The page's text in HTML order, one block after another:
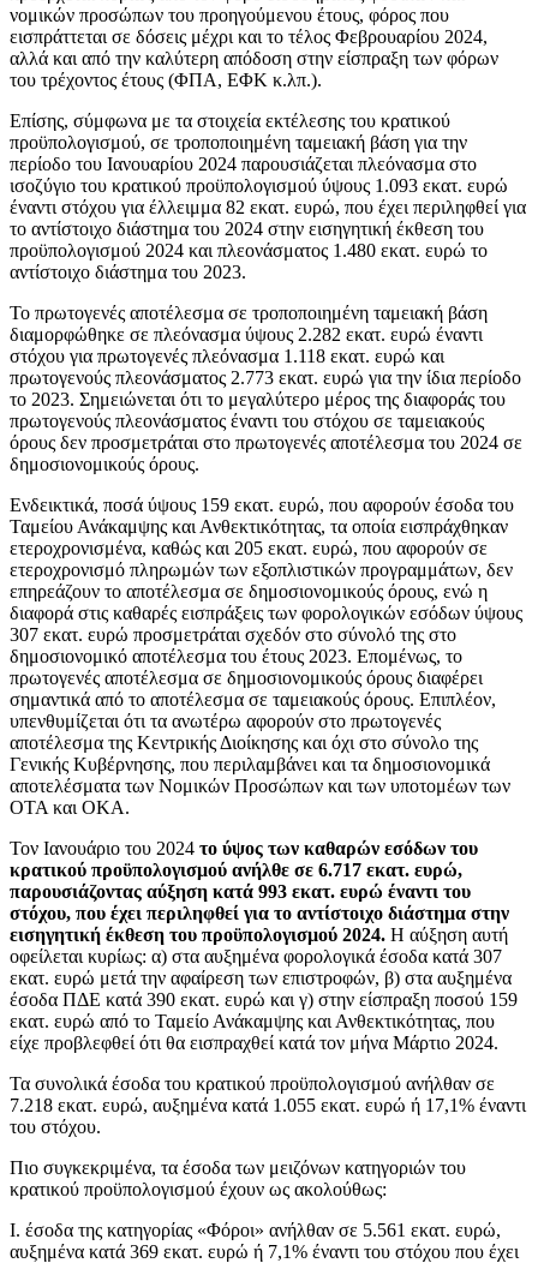
νομικών προσώπων του προηγούμενου έτους, φόρος που
εισπράττεται σε δόσεις μέχρι και το τέλος Φεβρουαρίου 2024,
αλλά και από την καλύτερη απόδοση στην είσπραξη των φόρων
του τρέχοντος έτους (ΦΠΑ, ΕΦΚ κ.λπ.).
Επίσης, σύμφωνα με τα στοιχεία εκτέλεσης του κρατικού
προϋπολογισμού, σε τροποποιημένη ταμειακή βάση για την
περίοδο του Ιανουαρίου 2024 παρουσιάζεται πλεόνασμα στο
ισοζύγιο του κρατικού προϋπολογισμού ύψους 1.093 εκατ. ευρώ
έναντι στόχου για έλλειμμα 82 εκατ. ευρώ, που έχει περιληφθεί για
το αντίστοιχο διάστημα του 2024 στην εισηγητική έκθεση του
προϋπολογισμού 2024 και πλεονάσματος 1.480 εκατ. ευρώ το
αντίστοιχο διάστημα του 2023.
Το πρωτογενές αποτέλεσμα σε τροποποιημένη ταμειακή βάση
διαμορφώθηκε σε πλεόνασμα ύψους 2.282 εκατ. ευρώ έναντι
στόχου για πρωτογενές πλεόνασμα 1.118 εκατ. ευρώ και
πρωτογενούς πλεονάσματος 2.773 εκατ. ευρώ για την ίδια περίοδο
το 2023. Σημειώνεται ότι το μεγαλύτερο μέρος της διαφοράς του
πρωτογενούς πλεονάσματος έναντι του στόχου σε ταμειακούς
όρους δεν προσμετράται στο πρωτογενές αποτέλεσμα του 2024 σε
δημοσιονομικούς όρους.
Ενδεικτικά, ποσά ύψους 159 εκατ. ευρώ, που αφορούν έσοδα του
Ταμείου Ανάκαμψης και Ανθεκτικότητας, τα οποία εισπράχθηκαν
ετεροχρονισμένα, καθώς και 205 εκατ. ευρώ, που αφορούν σε
ετεροχρονισμό πληρωμών των εξοπλιστικών προγραμμάτων, δεν
επηρεάζουν το αποτέλεσμα σε δημοσιονομικούς όρους, ενώ η
διαφορά στις καθαρές εισπράξεις των φορολογικών εσόδων ύψους
307 εκατ. ευρώ προσμετράται σχεδόν στο σύνολό της στο
δημοσιονομικό αποτέλεσμα του έτους 2023. Επομένως, το
πρωτογενές αποτέλεσμα σε δημοσιονομικούς όρους διαφέρει
σημαντικά από το αποτέλεσμα σε ταμειακούς όρους. Επιπλέον,
υπενθυμίζεται ότι τα ανωτέρω αφορούν στο πρωτογενές
αποτέλεσμα της Κεντρικής Διοίκησης και όχι στο σύνολο της
Γενικής Κυβέρνησης, που περιλαμβάνει και τα δημοσιονομικά
αποτελέσματα των Νομικών Προσώπων και των υποτομέων των
ΟΤΑ και ΟΚΑ.
Τον Ιανουάριο του 2024 το ύψος των καθαρών εσόδων του
κρατικού προϋπολογισμού ανήλθε σε 6.717 εκατ. ευρώ,
παρουσιάζοντας αύξηση κατά 993 εκατ. ευρώ έναντι του
στόχου, που έχει περιληφθεί για το αντίστοιχο διάστημα στην
εισηγητική έκθεση του προϋπολογισμού 2024. Η αύξηση αυτή
οφείλεται κυρίως: α) στα αυξημένα φορολογικά έσοδα κατά 307
εκατ. ευρώ μετά την αφαίρεση των επιστροφών, β) στα αυξημένα
έσοδα ΠΔΕ κατά 390 εκατ. ευρώ και γ) στην είσπραξη ποσού 159
εκατ. ευρώ από το Ταμείο Ανάκαμψης και Ανθεκτικότητας, που
είχε προβλεφθεί ότι θα εισπραχθεί κατά τον μήνα Μάρτιο 2024.
Τα συνολικά έσοδα του κρατικού προϋπολογισμού ανήλθαν σε
7.218 εκατ. ευρώ, αυξημένα κατά 1.055 εκατ. ευρώ ή 17,1% έναντι
του στόχου.
Πιο συγκεκριμένα, τα έσοδα των μειζόνων κατηγοριών του
κρατικού προϋπολογισμού έχουν ως ακολούθως:
I. έσοδα της κατηγορίας «Φόροι» ανήλθαν σε 5.561 εκατ. ευρώ,
αυξημένα κατά 369 εκατ. ευρώ ή 7,1% έναντι του στόχου που έχει